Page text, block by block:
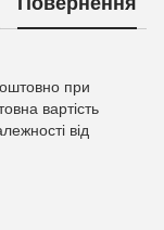
при
вартість
від